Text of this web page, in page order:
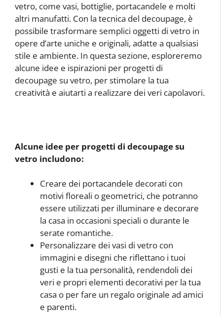
vetro, come vasi, bottiglie, portacandele e molti
altri manufatti. Con la tecnica del decoupage, è
possibile trasformare semplici oggetti di vetro in
opere d’arte uniche e originali, adatte a qualsiasi
stile e ambiente. In questa sezione, esploreremo
alcune idee e ispirazioni per progetti di
decoupage su vetro, per stimolare la tua
creatività e aiutarti a realizzare dei veri capolavori.
Alcune idee per progetti di decoupage su
vetro includono:
Creare dei portacandele decorati con
motivi floreali o geometrici, che potranno
essere utilizzati per illuminare e decorare
la casa in occasioni speciali o durante le
serate romantiche.
Personalizzare dei vasi di vetro con
immagini e disegni che riflettano i tuoi
gusti e la tua personalità, rendendoli dei
veri e propri elementi decorativi per la tua
casa o per fare un regalo originale ad amici
e parenti.